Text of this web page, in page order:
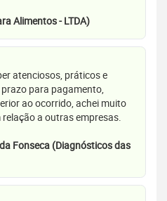
Alimentos - LTDA)
atenciosos, práticos e
para pagamento,
ao ocorrido, achei muito
a outras empresas.
Fonseca (Diagnósticos das